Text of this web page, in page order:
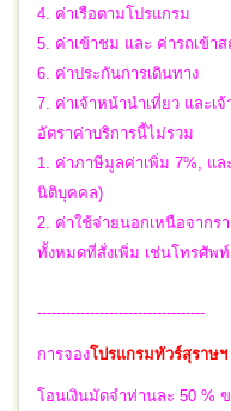
4. ค่าเรือตามโปรแกรม
5. ค่าเข้าชม และ ค่ารถเข้า
6. ค่าประกันการเดินทาง
7. ค่าเจ้าหน้านำเที่ยว และเ
อัตราค่าบริการนี้ไม่รวม
1. ค่าภาษีมูลค่าเพิ่ม 7%, แ
นิติบุคคล)
2. ค่าใช้จ่ายนอกเหนือจากร
ทั้งหมดที่สั่งเพิ่ม เช่นโทรศัพ
-----------------------------------
การจองโปรแกรมทัวร์สุราษฯ
โอนเงินมัดจำท่านละ 50 %